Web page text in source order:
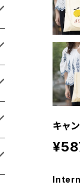
キャ